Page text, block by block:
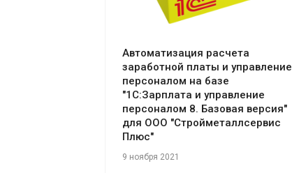
Автоматизация расчета
заработной платы и управление
персоналом на базе
"1С:Зарплата и управление
персоналом 8. Базовая версия"
для ООО "Стройметаллсервис
Плюс"
9 ноября 2021